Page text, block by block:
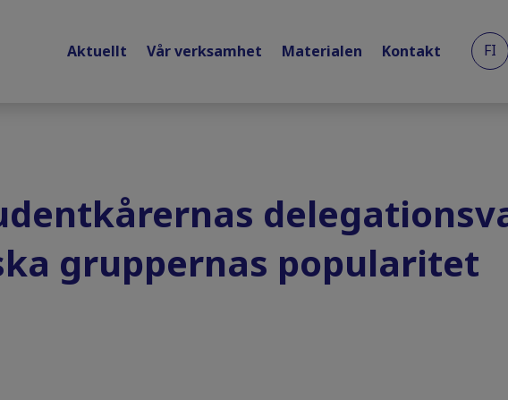
Aktuellt Vår verksamhet Materialen Kontakt FI
gruppernas popularitet